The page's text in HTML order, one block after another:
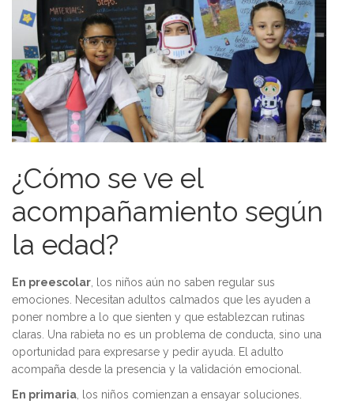
¿Cómo se ve el
acompañamiento según
la edad?
En preescolar , los niños aún no saben regular sus
emociones. Necesitan adultos calmados que les ayuden a
poner nombre a lo que sienten y que establezcan rutinas
claras. Una rabieta no es un problema de conducta, sino una
oportunidad para expresarse y pedir ayuda. El adulto
acompaña desde la presencia y la validación emocional.
En primaria , los niños comienzan a ensayar soluciones.